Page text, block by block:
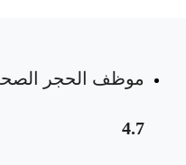
موظف الحجر
4.7